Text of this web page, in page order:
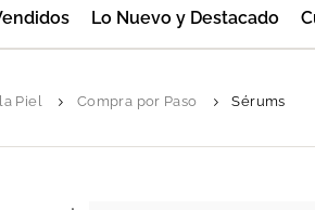
Lo Nuevo y Destacado
Piel Compra por Paso Sérums
Azelaic Acid Suspension 10%